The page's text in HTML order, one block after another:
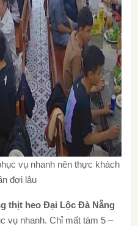
vụ nhanh nên thực khách
đợi lâu
thịt heo Đại Lộc Đà Nẵng
vụ nhanh. Chỉ mất tàm 5 –